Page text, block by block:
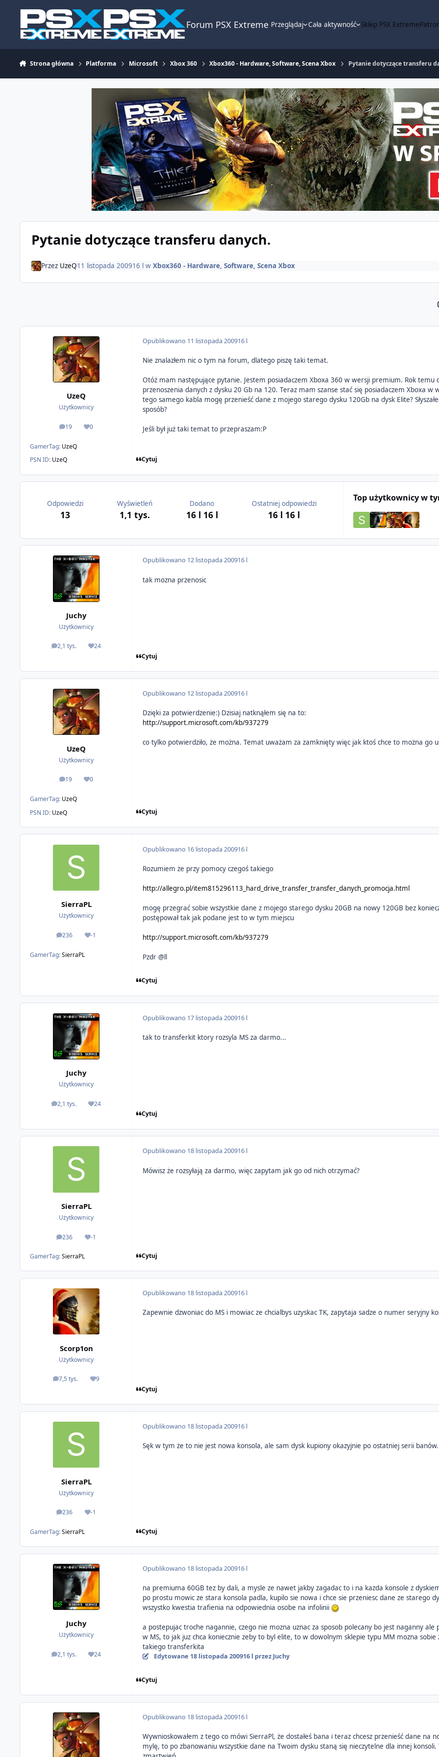
Forum PSX Extreme Przeglądaj Cała aktywność Sklep PSX Extreme
Strona główna Platforma Microsoft Xbox 360 Xbox360 - Hardware, Software, Scena Xbox Pytanie dotyczące transferu
Pytanie dotyczące transferu danych.
Przez UzeQ11 listopada 200916 lwXbox360 - Hardware, Software, Scena Xbox
UzeQ
Użytkownicy
19
odpowiedzi
0
Reputacja
GamerTag: UzeQ
PSN ID: UzeQ
Opublikowano 11 listopada 200916 l
Nie znalazłem nic o tym na forum, dlatego piszę taki temat.
Otóż mam następujące pytanie. Jestem posiadaczem Xboxa 360 w wersji premium. Rok temu
przenoszenia danych z dysku 20 Gb na 120. Teraz mam szanse stać się posiadaczem Xboxa
tego samego kabla mogę przenieść dane z mojego starego dysku 120Gb na dysk Elite?
sposób?
Jeśli był już taki temat to przepraszam:P
Cytuj
Odpowiedzi
13
Wyświetleń
1,1 tys.
Dodano
16 l 16 l
Ostatniej odpowiedzi
16 l 16 l
Top użytkownicy w
Juchy
Użytkownicy
2,1 tys.
odpowiedzi24
Reputacja
Opublikowano 12 listopada 200916 l
tak mozna przenosic
Cytuj
UzeQ
Użytkownicy
19
odpowiedzi
0
Reputacja
GamerTag: UzeQ
PSN ID: UzeQ
Opublikowano 12 listopada 200916 l
Dzięki za potwierdzenie:) Dzisiaj natknąłem się na to:
http://support.microsoft.com/kb/937279
co tylko potwierdziło, że można. Temat uważam za zamknięty więc jak ktoś chce to można go
Cytuj
SierraPL
Użytkownicy
236
odpowiedzi
-1
Reputacja
GamerTag:SierraPL
Opublikowano 16 listopada 200916 l
Rozumiem że przy pomocy czegoś takiego
http://allegro.pl/item815296113_hard_drive_transfer_transfer_danych_promocja.html
mogę przegrać sobie wszystkie dane z mojego starego dysku 20GB na nowy 120GB bez
postępował tak jak podane jest to w tym miejscu
http://support.microsoft.com/kb/937279
Pzdr @ll
Cytuj
Juchy
Użytkownicy
2,1 tys.
odpowiedzi24
Reputacja
Opublikowano 17 listopada 200916 l
tak to transferkit ktory rozsyla MS za darmo...
Cytuj
SierraPL
Użytkownicy
236
odpowiedzi
-1
Reputacja
GamerTag:SierraPL
Opublikowano 18 listopada 200916 l
Mówisz że rozsyłają za darmo, więc zapytam jak go od nich otrzymać?
Cytuj
Scorp1on
Użytkownicy
7,5 tys.
odpowiedzi9
Reputacja
Opublikowano 18 listopada 200916 l
Zapewnie dzwoniac do MS i mowiac ze chcialbys uzyskac TK, zapytaja sadze o numer seryjny
Cytuj
SierraPL
Użytkownicy
236
odpowiedzi
-1
Reputacja
GamerTag:SierraPL
Opublikowano 18 listopada 200916 l
Sęk w tym że to nie jest nowa konsola, ale sam dysk kupiony okazyjnie po ostatniej serii banów.
Cytuj
Juchy
Użytkownicy
2,1 tys.
odpowiedzi24
Reputacja
Opublikowano 18 listopada 200916 l
na premiuma 60GB tez by dali, a mysle ze nawet jakby zagadac to i na kazda konsole z
po prostu mowic ze stara konsola padla, kupilo sie nowa i chce sie przeniesc dane ze starego
wszystko kwestia trafienia na odpowiednia osobe na infolinii
a postepujac troche nagannie, czego nie mozna uznac za sposob polecany bo jest naganny
w MS, to jak juz chca koniecznie zeby to byl elite, to w dowolnym sklepie typu MM mozna
takiego transferkita
Edytowane 18 listopada 200916 l przez Juchy
Cytuj
Opublikowano 18 listopada 200916 l
Wywnioskowałem z tego co mówi SierraPl, że dostałeś bana i teraz chcesz przenieść dane na
mylę, to po zbanowaniu wszystkie dane na Twoim dysku staną się nieczytelne dla innej